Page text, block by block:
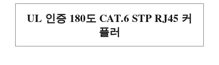
UL 인증 180도 CAT.6 STP RJ45 커
플러